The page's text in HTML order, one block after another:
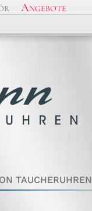
Angebote
TAUCHERUHREN